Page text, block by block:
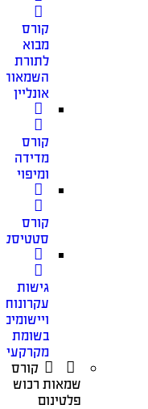
קורס
מבוא
לתורת
השמאות
אונליין
קורס
מדידה
ומיפוי
קורס
גישות
עקרונות
ויישומים
בשומת
מקרקעין
קורס
שמאות רכוש
פלטינום